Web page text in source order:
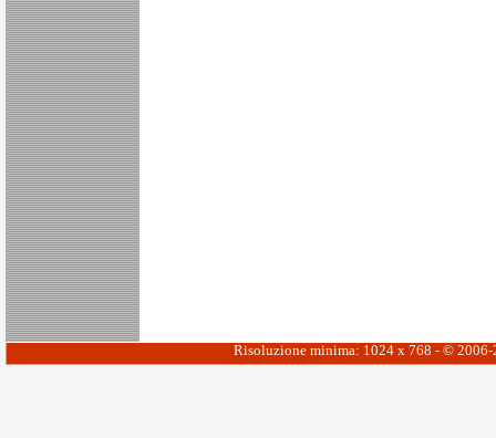
Risoluzione minima: 1024 x 768 - ©